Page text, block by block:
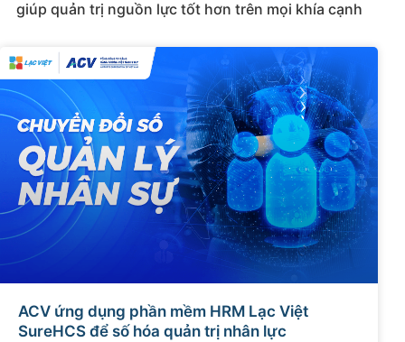
giúp quản trị nguồn lực tốt hơn trên mọi khía cạnh
ACV ứng dụng phần mềm HRM Lạc Việt
SureHCS để số hóa quản trị nhân lực